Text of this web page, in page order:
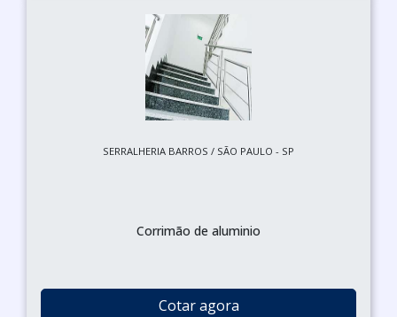
SERRALHERIA BARROS / SÃO PAULO - SP
Corrimão de aluminio
Cotar agora